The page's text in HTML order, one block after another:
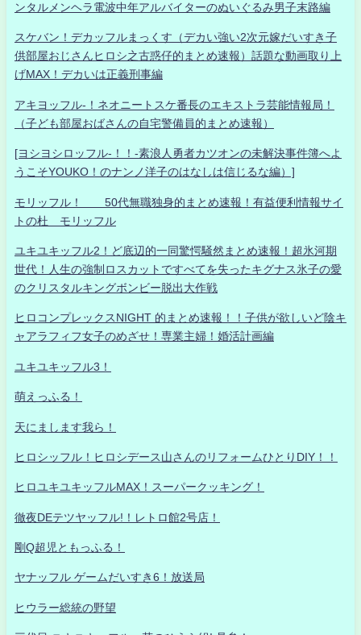
ンタルメンヘラ電波中年アルバイターのぬいぐるみ男子末路編
スケバン！デカッフルまっくす（デカい強い2次元嫁だいすき子
供部屋おじさんヒロシ之古惑仔的まとめ速報）話題な動画取り上
げMAX！デカいは正義刑事編
アキヨッフル-！ネオニートスケ番長のエキストラ芸能情報局！
（子ども部屋おばさんの自宅警備員的まとめ速報）
[ヨシヨシロッフル-！！-素浪人勇者カツオンの未解決事件簿へよ
うこそYOUKO！のナンノ洋子のはなしは信じるな編）]
モリッフル！ 50代無職独身的まとめ速報！有益便利情報サイ
トの杜 モリッフル
ユキユキッフル2！ど底辺的一同驚愕騒然まとめ速報！超氷河期
世代！人生の強制ロスカットですべてを失ったキグナス氷子の愛
のクリスタルキングボンビー脱出大作戦
ヒロコンプレックスNIGHT 的まとめ速報！！子供が欲しいど陰キ
ャアラフィフ女子のめざせ！専業主婦！婚活計画編
ユキユキッフル3！
萌えっふる！
天にまします我ら！
ヒロシッフル！ヒロシデース山さんのリフォームひとりDIY！！
ヒロユキユキッフルMAX！スーパークッキング！
徹夜DEテツヤッフル!！レトロ館2号店！
剛Q超児ともっふる！
ヤナッフル ゲームだいすき6！放送局
ヒウラー総統の野望